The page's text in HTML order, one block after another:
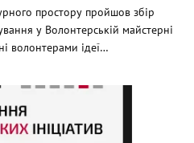
простору пройшов збір
у Волонтерській майстерні
волонтерами ідеї…